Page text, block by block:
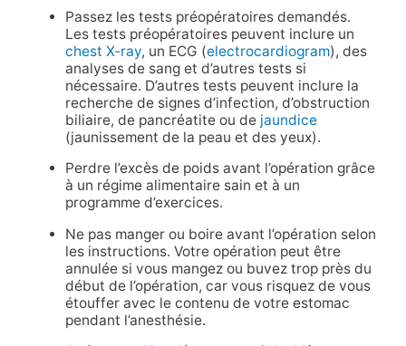
Passez les tests préopératoires demandés.
Les tests préopératoires peuvent inclure un
chest X-ray, un ECG (electrocardiogram), des
analyses de sang et d’autres tests si
nécessaire. D’autres tests peuvent inclure la
recherche de signes d’infection, d’obstruction
biliaire, de pancréatite ou de jaundice
(jaunissement de la peau et des yeux).
Perdre l’excès de poids avant l’opération grâce
à un régime alimentaire sain et à un
programme d’exercices.
Ne pas manger ou boire avant l’opération selon
les instructions. Votre opération peut être
annulée si vous mangez ou buvez trop près du
début de l’opération, car vous risquez de vous
étouffer avec le contenu de votre estomac
pendant l’anesthésie.